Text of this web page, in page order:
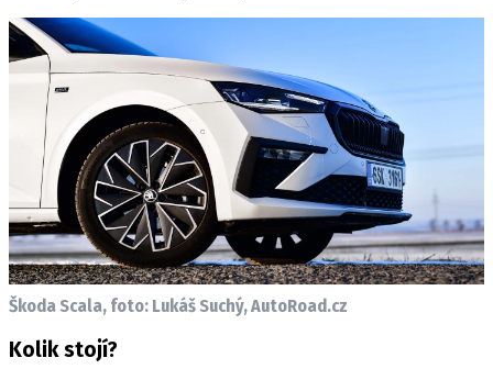
Máte příběh, fotku nebo video?
Pošlete e-mail na autoroad.cz
ETICKÝ KODEX
KONTAKT
VYDAVATEL
INZERCE
Škoda Scala, foto: Lukáš Suchý, AutoRoad.cz
Kolik stojí?